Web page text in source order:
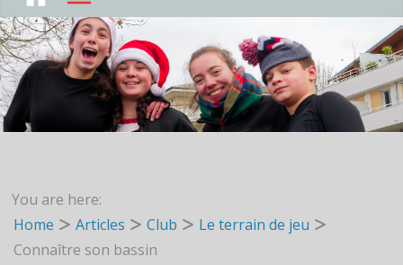
You are here:
Home
Articles Club
Le terrain de jeu
Connaître son bassin